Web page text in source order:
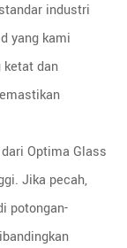
industri
yang kami
ketat dan
Optima Glass
Jika pecah,
potongan-